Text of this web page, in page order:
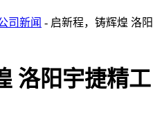
司新闻 - 启新程，铸辉煌 洛阳
洛阳宇捷精工